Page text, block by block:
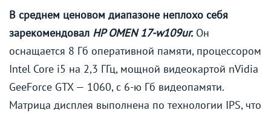
В среднем ценовом диапазоне неплохо себя
зарекомендовал HP OMEN 17-w109ur. Он
оснащается 8 Гб оперативной памяти, процессором
Intel Core i5 на 2,3 ГГц, мощной видеокартой nVidia
GeeForce GTX — 1060, с 6-ю Гб видеопамяти.
Матрица дисплея выполнена по технологии IPS, что